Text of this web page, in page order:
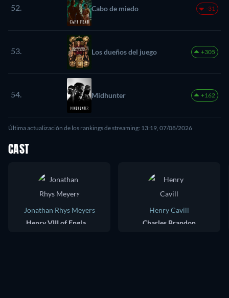
52. Cabo de miedo -31
53. Los dueños del juego +305
54. Midhunter +162
Última actualización de los rankings de streaming: 13:19, 07/08/2026
CAST
Jonathan Rhys Meyers
Henry Cavill
Charles Brandon